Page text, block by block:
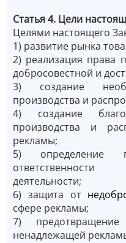
Статья 4. Цели
Целями настоящего
1) развитие рынка
2) реализация права
добросовестной и
3) создание
производства и
4) создание
производства и
рекламы;
5) определение
деятельности;
6) защита от
сфере рекламы;
7)
ненадлежащей